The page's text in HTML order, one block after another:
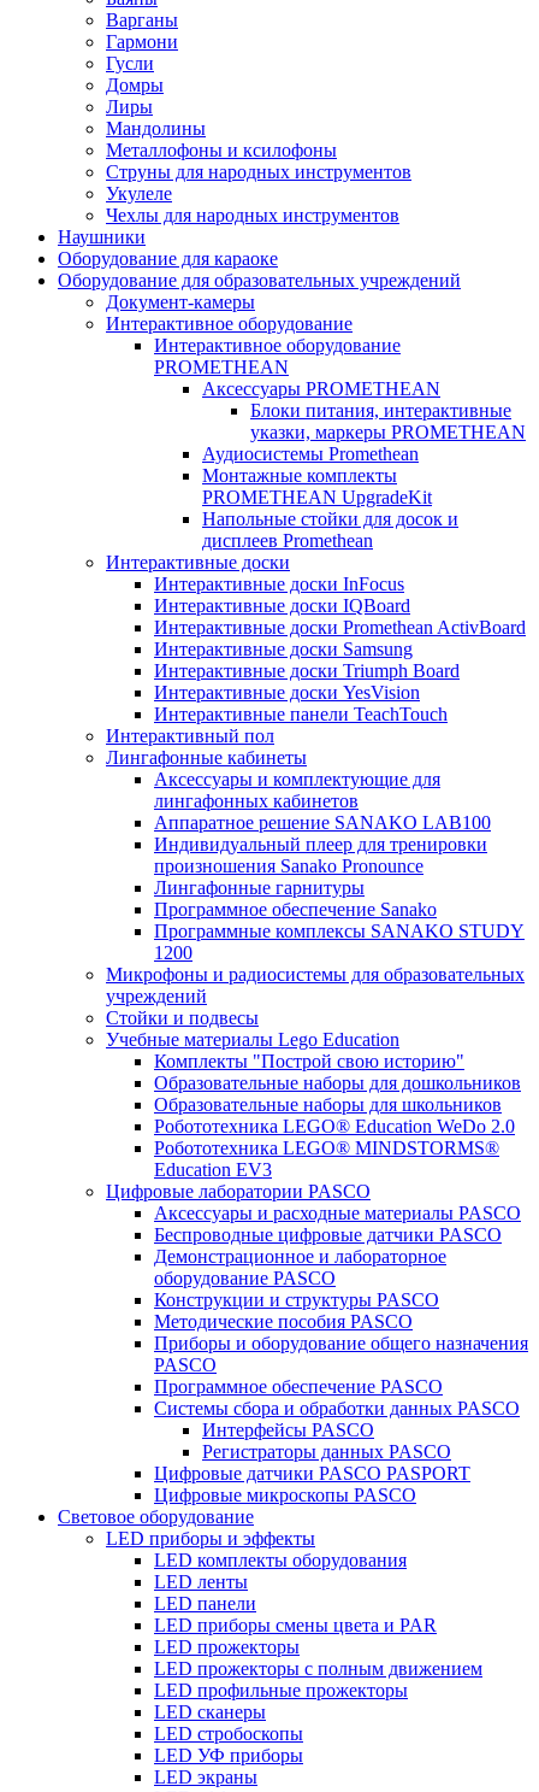
Варганы
Гармони
Гусли
Домры
Лиры
Мандолины
Металлофоны и ксилофоны
Струны для народных инструментов
Укулеле
Чехлы для народных инструментов
Наушники
Оборудование для караоке
Оборудование для образовательных учреждений
Документ-камеры
Интерактивное оборудование
Интерактивное оборудование
PROMETHEAN
Аксессуары PROMETHEAN
Блоки питания, интерактивные
указки, маркеры PROMETHEAN
Аудиосистемы Promethean
Монтажные комплекты
PROMETHEAN UpgradeKit
Напольные стойки для досок и
дисплеев Promethean
Интерактивные доски
Интерактивные доски InFocus
Интерактивные доски IQBoard
Интерактивные доски Promethean ActivBoard
Интерактивные доски Samsung
Интерактивные доски Triumph Board
Интерактивные доски YesVision
Интерактивные панели TeachTouch
Интерактивный пол
Лингафонные кабинеты
Аксессуары и комплектующие для
лингафонных кабинетов
Аппаратное решение SANAKO LAB100
Индивидуальный плеер для тренировки
произношения Sanako Pronounce
Лингафонные гарнитуры
Программное обеспечение Sanako
Программные комплексы SANAKO STUDY
1200
Микрофоны и радиосистемы для образовательных
учреждений
Стойки и подвесы
Учебные материалы Lego Education
Комплекты "Построй свою историю"
Образовательные наборы для дошкольников
Образовательные наборы для школьников
Робототехника LEGO® Education WeDo 2.0
Робототехника LEGO® MINDSTORMS®
Education EV3
Цифровые лаборатории PASCO
Аксессуары и расходные материалы PASCO
Беспроводные цифровые датчики PASCO
Демонстрационное и лабораторное
оборудование PASCO
Конструкции и структуры PASCO
Методические пособия PASCO
Приборы и оборудование общего назначения
PASCO
Программное обеспечение PASCO
Системы сбора и обработки данных PASCO
Интерфейсы PASCO
Регистраторы данных PASCO
Цифровые датчики PASCO PASPORT
Цифровые микроскопы PASCO
Световое оборудование
LED приборы и эффекты
LED комплекты оборудования
LED ленты
LED панели
LED приборы смены цвета и PAR
LED прожекторы
LED прожекторы с полным движением
LED профильные прожекторы
LED сканеры
LED стробоскопы
LED УФ приборы
LED экраны